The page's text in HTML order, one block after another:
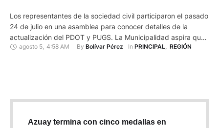
Los representantes de la sociedad civil participaron el pasado
24 de julio en una asamblea para conocer detalles de la
actualización del PDOT y PUGS. La Municipalidad aspira que
hasta noviembre estén aprobados para que entren en
agosto 5 4:58 AM By Bolívar Pérez In PRINCIPAL, REGIÓN
Azuay termina con cinco medallas en